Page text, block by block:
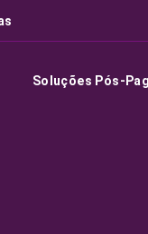
Soluções Pós-